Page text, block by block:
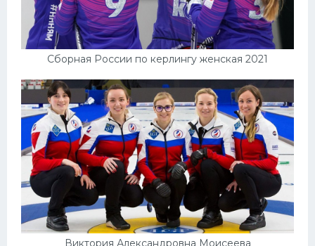
Сборная России по керлингу женская 2021
Виктория Александровна Моисеева